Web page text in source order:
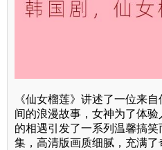
《仙女榴莲》讲述了一位来
间的浪漫故事，女神为了体
的相遇引发了一系列温馨搞
集，高清版画质细腻，充满